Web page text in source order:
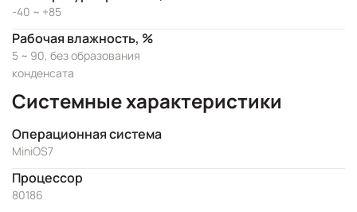
-40 ~ +85
Рабочая влажность, %
5 ~ 90, без образования
конденсата
Системные характеристики
Операционная система
MiniOS7
Процессор
80186